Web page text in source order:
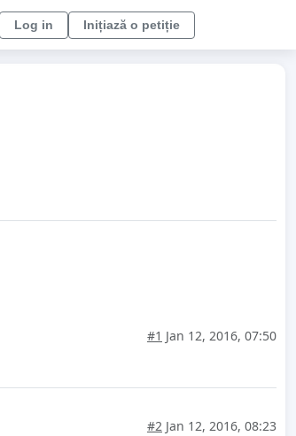
Log in Inițiază o petiție
#1 Jan 12, 2016, 07:50
#2 Jan 12, 2016, 08:23